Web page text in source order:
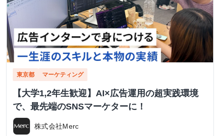
東京都 マーケティング
【大学1,2年生歓迎】AI×広告運用の超実践環境
で、最先端のSNSマーケターに！
株式会社Merc